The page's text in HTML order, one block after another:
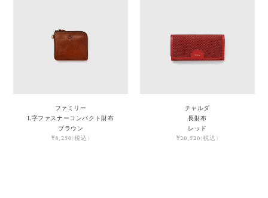
ファミリー
L字ファスナーコンパクト財布
ブラウン
¥8,250(税込)
チャルダ
長財布
レッド
¥20,520(税込)